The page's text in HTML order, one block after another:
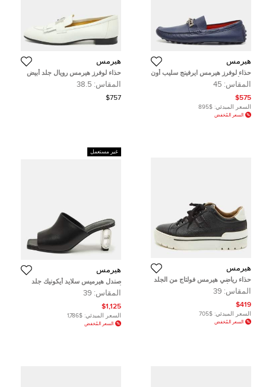
هيرمس
حذاء لوفرز هيرمس ايرفينج سليب أون
جلد أزرق فاتح مقاس 37.5
المقاس: 45
$575
السعر المبدئي: $895
السعر المُخفض
هيرمس
حذاء لوفرز هيرمس رويال جلد أبيض
مقاس 38.5
المقاس: 38.5
$757
هيرمس
حذاء رياضي هيرمس فولتاج من الجلد
الحبلي الأسود بكعب منخفض مقاس
39المقاس: 39
$419
السعر المبدئي: $705
السعر المُخفض
غير مستعمل
هيرمس
صندل هيرميس سلايد أيكونيك جلد
أسود مقاس 39
المقاس: 39
$1,125
السعر المبدئي: $1,786
السعر المُخفض